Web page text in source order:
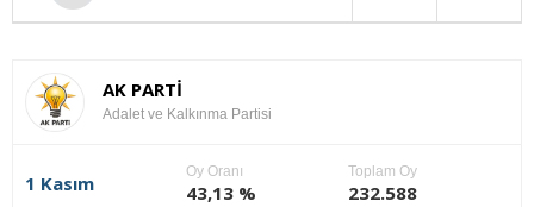
AK PARTİ
Adalet ve Kalkınma Partisi
1 Kasım
Oy Oranı
43,13 %
Toplam Oy
232.588